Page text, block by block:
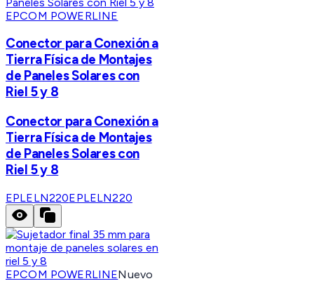
EPCOM POWERLINE
Conector para Conexión a
Tierra Física de Montajes
de Paneles Solares con
Riel 5 y 8
Conector para Conexión a
Tierra Física de Montajes
de Paneles Solares con
Riel 5 y 8
EPLELN220EPLELN220
EPCOM POWERLINENuevo